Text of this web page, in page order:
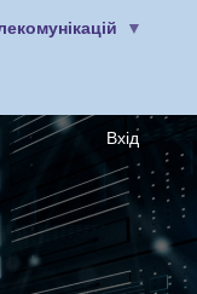
Вхід